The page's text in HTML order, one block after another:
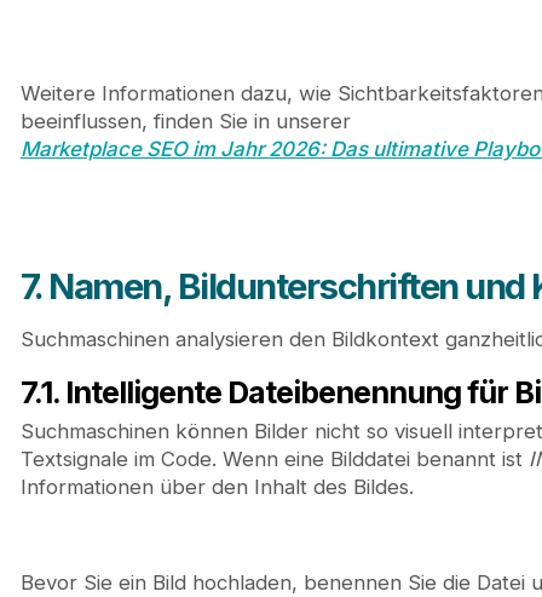
Weitere Informationen dazu, wie
beeinflussen, finden Sie in unserer
Marketplace SEO im Jahr 2026: Das ultimative
7. Namen, Bildunterschriften und
Suchmaschinen analysieren den Bildkontext
7.1. Intelligente Dateibenennung für
Suchmaschinen können Bilder nicht so visuell
Textsignale im Code. Wenn eine Bilddatei benannt ist
Informationen über den Inhalt des Bildes.
Bevor Sie ein Bild hochladen, benennen Sie die